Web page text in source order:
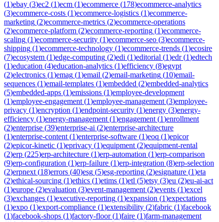
(1)ebay (3)ec2 (1)ecm (1)ecommerce (178)ecommerce-analytics
(3)ecommerce-costs (1)ecommerce-logistics (1)ecommerce-
marketing (2)ecommerce-metrics (2)ecommerce-operations
(2)ecommerce-platform (2)ecommerce-reporting (1)ecommerce-
scaling (1)ecommerce-security (1)ecommerce-seo (3)ecommerce-
shipping (1)ecommerce-technology (1)ecommerce-trends (1)ecosire
(7)ecosystem (1)edge-computing (2)edi (1)editorial (1)edr(1)edtech
(1)education (4)education-analytics (1)efficiency (8)egypt
(2)electronics (1)emag (1)email (2)email-marketing (10)email-
sequences (1)email-templates (1)embedded (2)embedded-analytics
(5)embedded-apps (1)emissions (1)employee-development
(1)employee-engagement (1)employee-management (3)employee-
privacy (1)encryption (1)endpoint-security (1)energy (3)energy-
efficiency (1)energy-management (1)engagement (1)enrollment
(2)enterprise (39)enterprise-ai (2)enterprise-architecture
(1)enterprise-content (1)enterprise-software (1)eoq (1)epicor
(2)epicor-kinetic (1)eprivacy (1)equipment (2)equipment-rental
(2)erp (225)erp-architecture (1)erp-automation (1)erp-comparison
(9)erp-configuration (1)erp-failure (1)erp-integration (8)erp-selection
(2)erpnext (18)errors (40)esg (5)esg-reporting (2)esignature (1)eta
(2)ethical-sourcing (1)ethics (1)etims (1)etl (5)etsy (3)eu (2)eu-ai-act
(1)europe (2)evaluation (3)event-management (2)events (1)excel
(3)exchanges (1)executive-reporting (1)expansion (1)expectations
(1)expo (1)export-compliance (1)extensibility (2)fabric (1)facebook
(1)facebook-shops (1)factory-floor(1)faire (1)farm-management